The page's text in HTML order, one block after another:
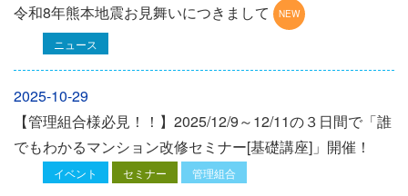
令和8年熊本地震お見舞いにつきまして
ニュース
2025-10-29
【管理組合様必見！！】2025/12/9～12/11の３日間で「誰
でもわかるマンション改修セミナー[基礎講座]」開催！
イベント セミナー 管理組合